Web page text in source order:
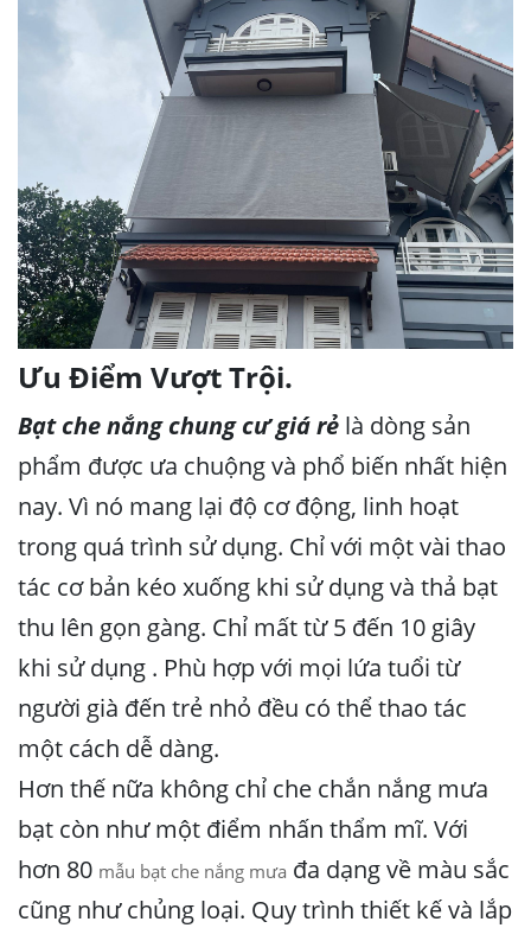
Ưu Điểm Vượt Trội.
Bạt che nắng chung cư giá rẻ là dòng sản
phẩm được ưa chuộng và phổ biến nhất hiện
nay. Vì nó mang lại độ cơ động, linh hoạt
trong quá trình sử dụng. Chỉ với một vài thao
tác cơ bản kéo xuống khi sử dụng và thả bạt
thu lên gọn gàng. Chỉ mất từ 5 đến 10 giây
khi sử dụng . Phù hợp với mọi lứa tuổi từ
người già đến trẻ nhỏ đều có thể thao tác
một cách dễ dàng.
Hơn thế nữa không chỉ che chắn nắng mưa
bạt còn như một điểm nhấn thẩm mĩ. Với
hơn 80 mẫu bạt che nắng mưa đa dạng về màu sắc
cũng như chủng loại. Quy trình thiết kế và lắp